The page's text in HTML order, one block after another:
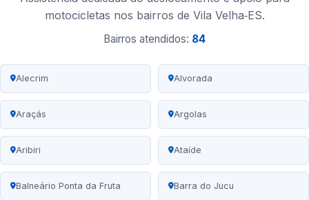
motocicletas nos bairros de Vila Velha‑ES.
Bairros atendidos: 84
Alecrim Alvorada
Araçás Argolas
Aribiri Ataíde
Balneário Ponta da Fruta Barra do Jucu